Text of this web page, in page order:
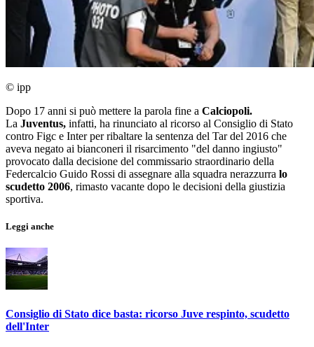
© ipp
Dopo 17 anni si può mettere la parola fine a Calciopoli.
La Juventus, infatti, ha rinunciato al ricorso al Consiglio di Stato
contro Figc e Inter per ribaltare la sentenza del Tar del 2016 che
aveva negato ai bianconeri il risarcimento "del danno ingiusto"
provocato dalla decisione del commissario straordinario della
Federcalcio Guido Rossi di assegnare alla squadra nerazzurra lo
scudetto 2006, rimasto vacante dopo le decisioni della giustizia
sportiva.
Leggi anche
Consiglio di Stato dice basta: ricorso Juve respinto, scudetto
dell'Inter